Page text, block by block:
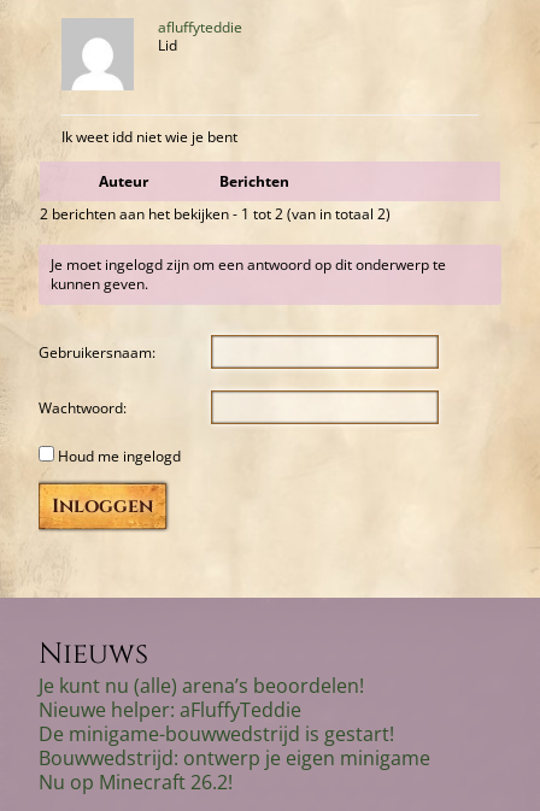
afluffyteddie
Lid
Ik weet idd niet wie je bent
Auteur
Berichten
2 berichten aan het bekijken - 1 tot 2 (van in totaal 2)
Je moet ingelogd zijn om een antwoord op dit onderwerp te
kunnen geven.
Gebruikersnaam:
Wachtwoord:
Houd me ingelogd
Inloggen
Nieuws
Je kunt nu (alle) arena’s beoordelen!
Nieuwe helper: aFluffyTeddie
De minigame-bouwwedstrijd is gestart!
Bouwwedstrijd: ontwerp je eigen minigame
Nu op Minecraft 26.2!